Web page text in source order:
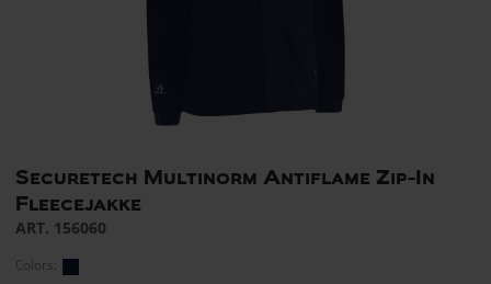
Securetech Multinorm Antiflame Zip-In
Fleecejakke
ART. 156060
Colors: